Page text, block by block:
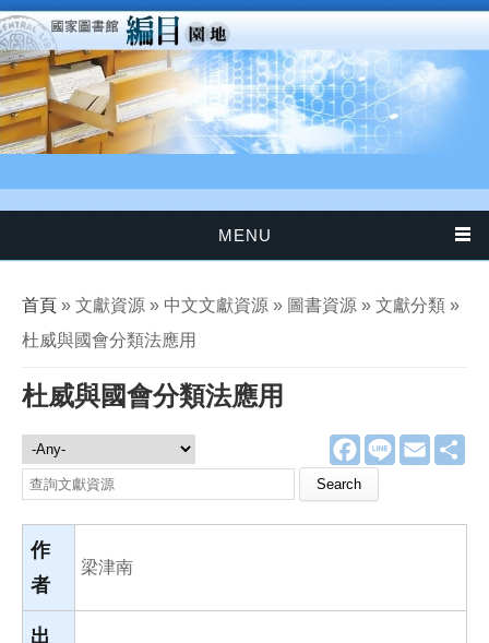
移至主內容
MENU
您在這裡
首頁 » 文獻資源 » 中文文獻資源 » 圖書資源 » 文獻分類 »
杜威與國會分類法應用
杜威與國會分類法應用
F
a
e
o
L
E
m
文獻資源
Search this site
作
者
梁津南
出